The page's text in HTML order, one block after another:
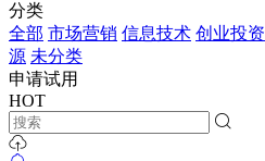
分类
全部 市场营销 信息技术 创业投资
源 未分类
申请试用
HOT